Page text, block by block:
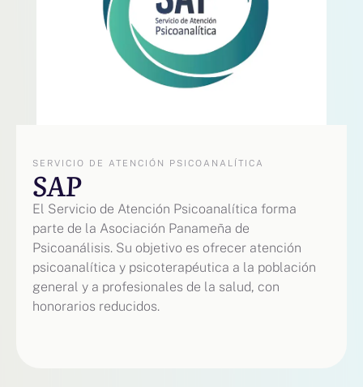
SERVICIO DE ATENCIÓN PSICOANALÍTICA
SAP
El Servicio de Atención Psicoanalítica forma
parte de la Asociación Panameña de
Psicoanálisis. Su objetivo es ofrecer atención
psicoanalítica y psicoterapéutica a la población
general y a profesionales de la salud, con
honorarios reducidos.